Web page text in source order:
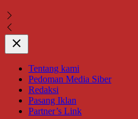
Close
Tentang kami
Pedoman Media Siber
Redaksi
Pasang Iklan
Partner’s Link